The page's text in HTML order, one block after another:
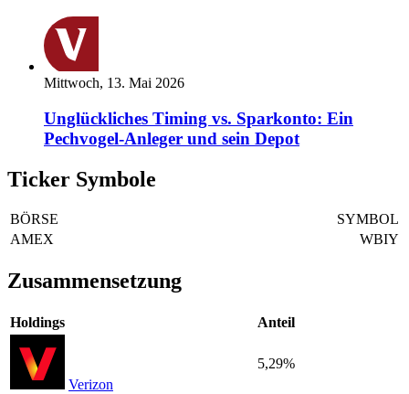
Mittwoch, 13. Mai 2026
Unglückliches Timing vs. Sparkonto: Ein
Pechvogel-Anleger und sein Depot
Ticker Symbole
BÖRSE
SYMBOL
AMEX
WBIY
Zusammensetzung
Holdings Anteil
Verizon
5,29%